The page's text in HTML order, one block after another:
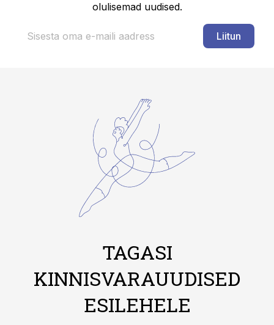
olulisemad uudised.
Liitun
TAGASI
KINNISVARAUUDISED
ESILEHELE